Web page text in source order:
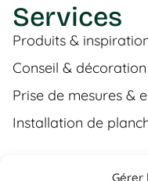
Gérer
Services
Produits &
Conseil & décoration
Prise de mesures &
Installation de